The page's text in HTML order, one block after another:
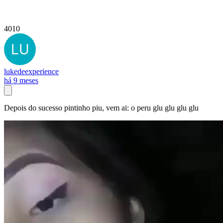
4010
lukedeexperience
há 9 meses
Depois do sucesso pintinho piu, vem ai: o peru glu glu glu glu